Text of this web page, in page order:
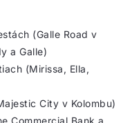
(Galle Road v
a Galle)
(Mirissa, Ella,
City v Kolombu)
Commercial Bank a